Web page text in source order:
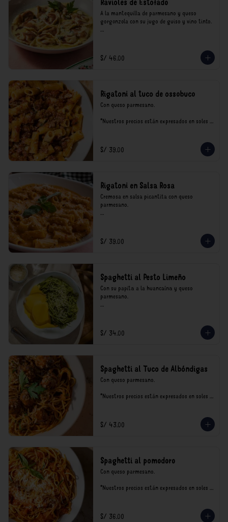
A la mantequilla de parmesano y queso
gorgonzola con su jugo de guiso y vino tinto.
consumo.
S/ 46.00
Rigatoni al tuco de ossobuco
Con queso parmesano.
*Nuestros precios están expresados en soles e
S/ 39.00
Rigatoni en Salsa Rosa
Cremosa en salsa picantita con queso
parmesano.
consumo.
S/ 39.00
Spaghetti al Pesto Limeño
Con su papita a la huancaína y queso
parmesano.
consumo.
S/ 34.00
Spaghetti al Tuco de Albóndigas
Con queso parmesano.
*Nuestros precios están expresados en soles e
S/ 43.00
Spaghetti al pomodoro
Con queso parmesano.
*Nuestros precios están expresados en soles e
S/ 36.00